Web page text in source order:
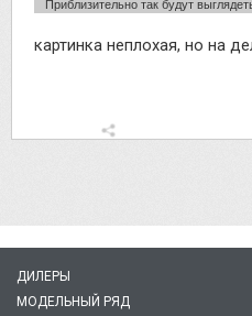
Приблизительно так будут
картинка неплохая, но на
ДИЛЕРЫ
МОДЕЛЬНЫЙ РЯД